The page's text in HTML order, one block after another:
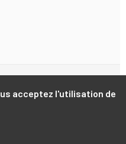
acceptez l'utilisation de